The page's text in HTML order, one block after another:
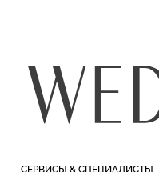
СЕРВИСЫ & СПЕЦИАЛИСТЫ